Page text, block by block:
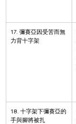
17. 彌賽亞因受苦而無
力背十字架
18. 十字架下彌賽亞的
手與腳將被扎